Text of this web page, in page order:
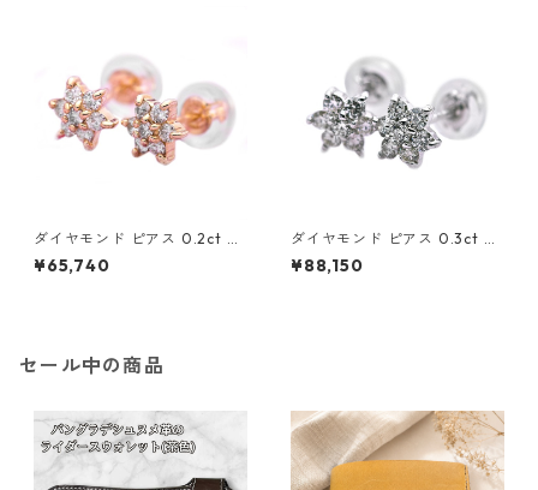
ダイヤモンド ピアス 0.2ct K1
8 イエローゴールド 0.2カラッ
ト 花 フラワーモチーフ ピアス
¥65,740
ダイヤモンド ピアス 0.3ct K1
8 ホワイトゴールド 0.3カラッ
ト 花 フラワーモチーフ ピアス
¥88,150
セール中の商品